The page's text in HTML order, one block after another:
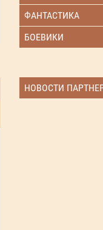
ФАНТАСТИКА
БОЕВИКИ
НОВОСТИ